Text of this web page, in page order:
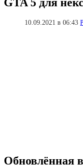
10.09.2021 в 06:43
Обновлённая